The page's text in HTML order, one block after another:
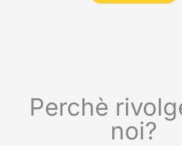
Perchè
noi?